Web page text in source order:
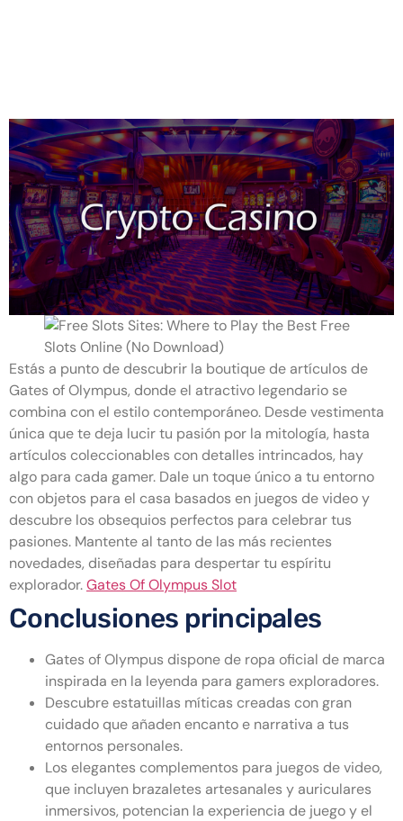
Estás a punto de descubrir la boutique de artículos de
Gates of Olympus, donde el atractivo legendario se
combina con el estilo contemporáneo. Desde vestimenta
única que te deja lucir tu pasión por la mitología, hasta
artículos coleccionables con detalles intrincados, hay
algo para cada gamer. Dale un toque único a tu entorno
con objetos para el casa basados en juegos de video y
descubre los obsequios perfectos para celebrar tus
pasiones. Mantente al tanto de las más recientes
novedades, diseñadas para despertar tu espíritu
explorador.Gates Of Olympus Slot
Conclusiones principales
Gates of Olympus dispone de ropa oficial de marca
inspirada en la leyenda para gamers exploradores.
Descubre estatuillas míticas creadas con gran
cuidado que añaden encanto e narrativa a tus
entornos personales.
Los elegantes complementos para juegos de video,
que incluyen brazaletes artesanales y auriculares
inmersivos, potencian la experiencia de juego y el